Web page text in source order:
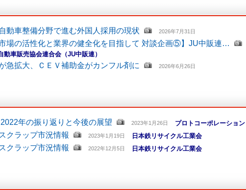
動車整備分野で進む外国人採用の現状 2026年7月31日
市場の活性化と業界の健全化を目指して 対談企画⑤】JU中販連…
動車販売協会連合会（JU中販連）
急拡大、ＣＥＶ補助金がカンフル剤に 2026年6月26日
2022年の振り返りと今後の展望 2023年1月26日 プロトコーポレーション
クラップ市況情報 2023年1月19日 日本鉄リサイクル工業会
クラップ市況情報 2022年12月5日
日本鉄リサイクル工業会